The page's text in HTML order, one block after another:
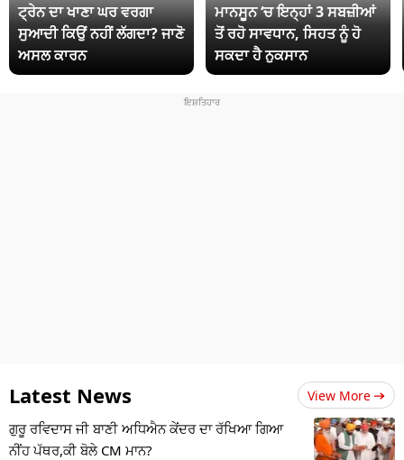
ਟ੍ਰੇਨ ਦਾ ਖਾਣਾ ਘਰ ਵਰਗਾ
ਸੁਆਦੀ ਕਿਉਂ ਨਹੀਂ ਲੱਗਦਾ? ਜਾਣੋ
ਅਸਲ ਕਾਰਨ
ਮਾਨਸੂਨ ‘ਚ ਇਨ੍ਹਾਂ 3 ਸਬਜ਼ੀਆਂ
ਤੋਂ ਰਹੋ ਸਾਵਧਾਨ, ਸਿਹਤ ਨੂੰ ਹੋ
ਸਕਦਾ ਹੈ ਨੁਕਸਾਨ
Latest News View More
ਗੁਰੂ ਰਵਿਦਾਸ ਜੀ ਬਾਣੀ ਅਧਿਐਨ ਕੇਂਦਰ ਦਾ ਰੱਖਿਆ ਗਿਆ
ਨੀਂਹ ਪੱਥਰ,ਕੀ ਬੋਲੇ CM ਮਾਨ?